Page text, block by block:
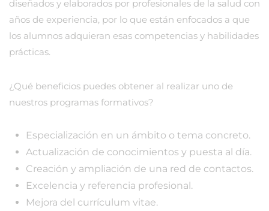
diseñados y elaborados por profesionales de la salud con
años de experiencia, por lo que están enfocados a que
los alumnos adquieran esas competencias y habilidades
prácticas.
¿Qué beneficios puedes obtener al realizar uno de
nuestros programas formativos?
Especialización en un ámbito o tema concreto.
Actualización de conocimientos y puesta al día.
Creación y ampliación de una red de contactos.
Excelencia y referencia profesional.
Mejora del currículum vitae.